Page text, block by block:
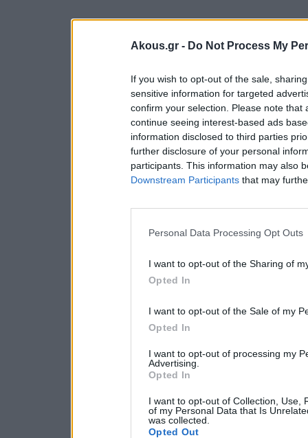
Akous.gr - Do Not Process My
If you wish to opt-out of the sale,
sensitive information for targeted
confirm your selection. Please note
continue seeing interest-based ads
information disclosed to third parties
further disclosure of your personal
participants. This information may also
Downstream Participants that may
Personal Data Processing Opt Outs
I want to opt-out of the Sharing of
Opted In
I want to opt-out of the Sale of my
Opted In
I want to opt-out of processing my
Advertising.
Opted In
I want to opt-out of Collection, Use,
of my Personal Data that Is
was collected.
Opted Out